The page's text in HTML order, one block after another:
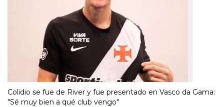
Colidio se fue de River y fue presentado en Vasco da Gama:
"Sé muy bien a qué club vengo"